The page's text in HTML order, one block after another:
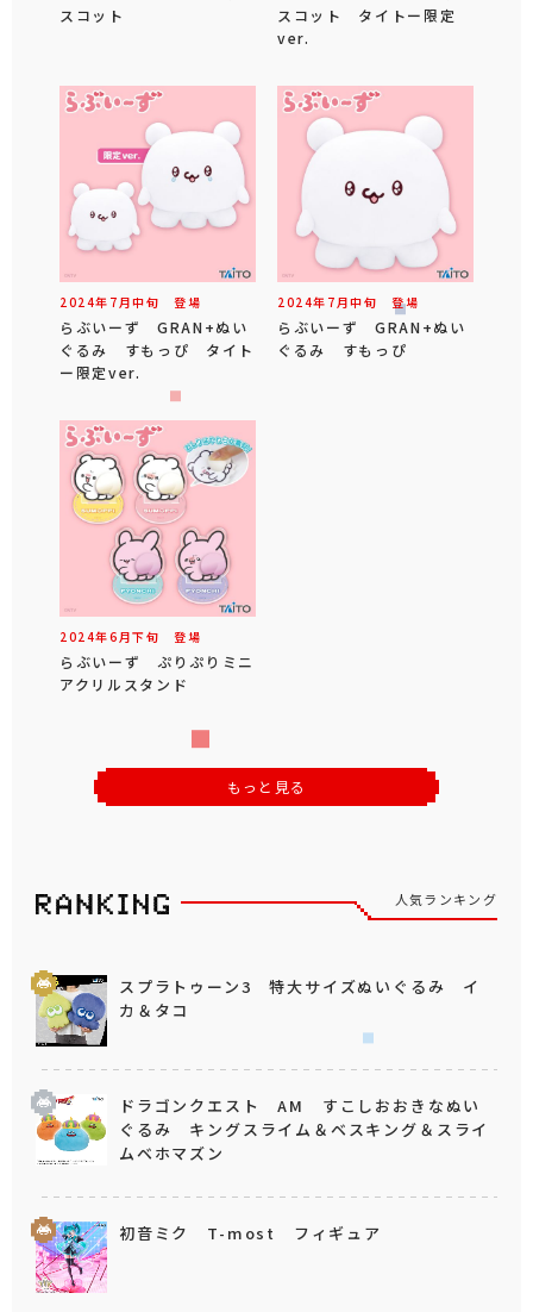
スコット
スコット タイトー限定
ver.
2024年 7 月中旬 登場
らぶいーず GRAN+ぬい
ぐるみ すもっぴ タイト
ー限定ver.
2024年 7 月中旬 登場
らぶいーず GRAN+ぬい
ぐるみ すもっぴ
2024年6 月下旬 登場
らぶいーず ぷりぷりミニ
アクリルスタンド
もっと見る
人気ランキング
スプラトゥーン3 特大サイズぬいぐるみ イ
カ＆タコ
ドラゴンクエスト AM すこしおおきなぬい
ぐるみ キングスライム＆ベスキング＆スライ
ムベホマズン
初音ミク T-most フィギュア